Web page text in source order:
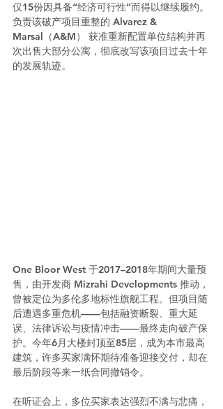
仅15份因具备“经济可行性”而得以继续履约。
负责该破产项目重整的 Alvarez &
Marsal（A&M） 获准重新配置单位结构并再
次出售大部分公寓，彻底改写该项目过去十年
的发展轨迹。
One Bloor West 于2017–2018年期间大量预
售，由开发商 Mizrahi Developments 推动，
曾被定位为多伦多地标性旗舰工程。但项目随
后遭遇多重危机——包括融资断裂、重大延
误、法律诉讼与疫情冲击——最终走向破产保
护。今年6月大楼封顶至85层，成为本市最高
建筑，许多买家满怀期待准备迎接交付，却在
最后阶段等来一纸合同撤销令。
在听证会上，多位买家表达强烈不满与悲痛，